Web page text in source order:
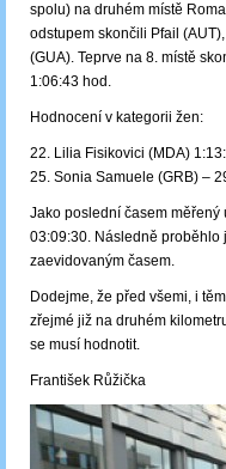
spolu) na druhém místě
odstupem skončili Pfail
(GUA). Teprve na 8. místě
1:06:43 hod.
Hodnocení v kategorii žen:
22. Lilia Fisikovici (MDA)
25. Sonia Samuele (GRB) ‒
Jako poslední časem měřený
03:09:30. Následně proběhlo
zaevidovaným časem.
Dodejme, že před všemi, i
zřejmé již na druhém
se musí hodnotit.
František Růžička